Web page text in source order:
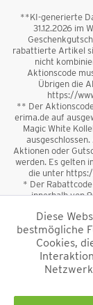
**KI-generierte
31.12.2026 im
rabattierte Artikel
nicht
Aktionscode
Übrigen die
https://
** Der
erima.de auf
Magic White
Aktionen oder
werden. Es gelten
die unter
* Der
innerhalb von
sowie
Rabattcode
*Alle Preise
Diese
bestmögliche
Cookies,